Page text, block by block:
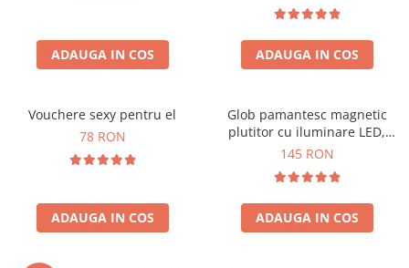
ADAUGA IN COS ADAUGA IN COS
Vouchere sexy pentru el
78 RON
ADAUGA IN COS
Glob pamantesc magnetic
plutitor cu iluminare LED,
Forma C
145 RON
ADAUGA IN COS